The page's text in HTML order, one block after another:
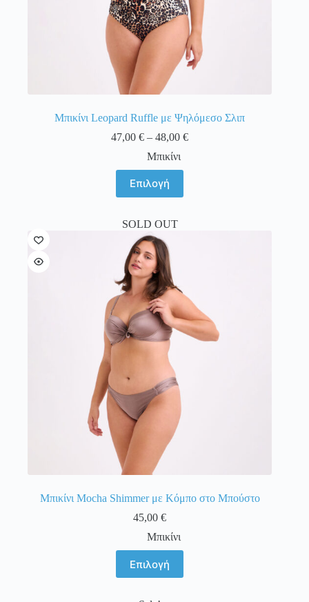
Μπικίνι Leopard Ruffle με Ψηλόμεσο Σλιπ
47,00€ – 48,00€Price
Μπικίνι
Επιλογή
το
προϊόν
πολλαπλές
παραλλαγές.
Οι
επιλογές
μπορούν
να
επιλεγούν
στη
σελίδα
του
προϊόντος
SOLD OUT
Μπικίνι Mocha Shimmer με Κόμπο στο Μπούστο
45,00€
Μπικίνι
Επιλογή
το
προϊόν